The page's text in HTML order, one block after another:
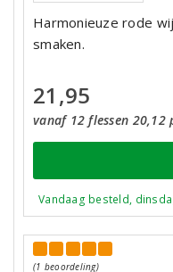
Harmonieuze rode
smaken.
21,95
vanaf 12 flessen 20,12
Vandaag besteld,
(1 beoordeling)